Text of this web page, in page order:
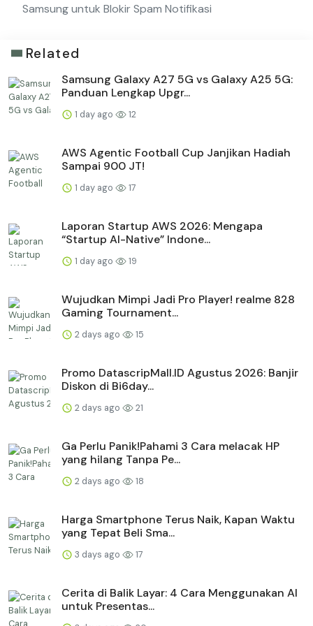
Samsung untuk Blokir Spam Notifikasi
Related
Samsung Galaxy A27 5G vs Galaxy A25 5G:
Panduan Lengkap Upgr...
1 day ago 12
AWS Agentic Football Cup Janjikan Hadiah
Sampai 900 JT!
1 day ago 17
Laporan Startup AWS 2026: Mengapa
“Startup AI-Native” Indone...
1 day ago 19
Wujudkan Mimpi Jadi Pro Player! realme 828
Gaming Tournament...
2 days ago 15
Promo DatascripMall.ID Agustus 2026: Banjir
Diskon di Bi6day...
2 days ago 21
Ga Perlu Panik!Pahami 3 Cara melacak HP
yang hilang Tanpa Pe...
2 days ago 18
Harga Smartphone Terus Naik, Kapan Waktu
yang Tepat Beli Sma...
3 days ago 17
Cerita di Balik Layar: 4 Cara Menggunakan AI
untuk Presentas...